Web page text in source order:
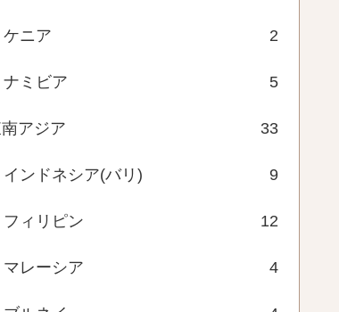
ケニア 2
ナミビア 5
アジア 33
インドネシア(バリ) 9
フィリピン 12
マレーシア 4